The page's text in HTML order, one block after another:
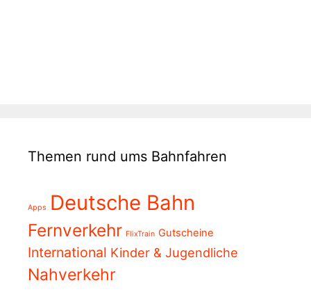
Themen rund ums Bahnfahren
Apps Deutsche Bahn
Fernverkehr FlixTrain Gutscheine
International Kinder & Jugendliche
Nahverkehr